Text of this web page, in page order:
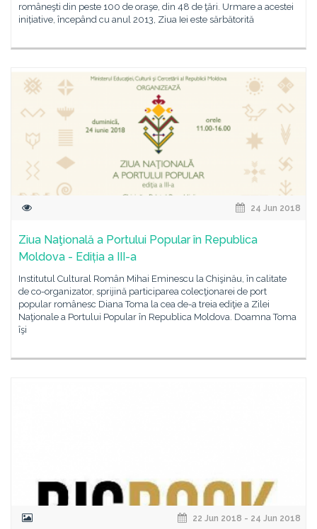
româneşti din peste 100 de oraşe, din 48 de ţări. Urmare a acestei
inițiative, începând cu anul 2013, Ziua Iei este sărbătorită
24 Jun 2018
Ziua Naţională a Portului Popular în Republica
Moldova - Ediția a III-a
Institutul Cultural Român Mihai Eminescu la Chişinău, în calitate
de co-organizator, sprijină participarea colecţionarei de port
popular românesc Diana Toma la cea de-a treia ediţie a Zilei
Naţionale a Portului Popular în Republica Moldova. Doamna Toma
îşi
22 Jun 2018 - 24 Jun 2018